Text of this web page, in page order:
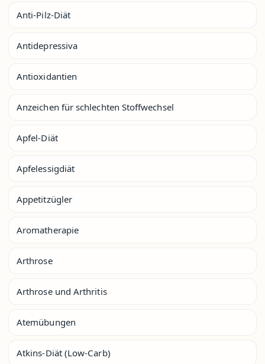
Anti-Pilz-Diät
Antidepressiva
Antioxidantien
Anzeichen für schlechten Stoffwechsel
Apfel-Diät
Apfelessigdiät
Appetitzügler
Aromatherapie
Arthrose
Arthrose und Arthritis
Atemübungen
Atkins-Diät (Low-Carb)